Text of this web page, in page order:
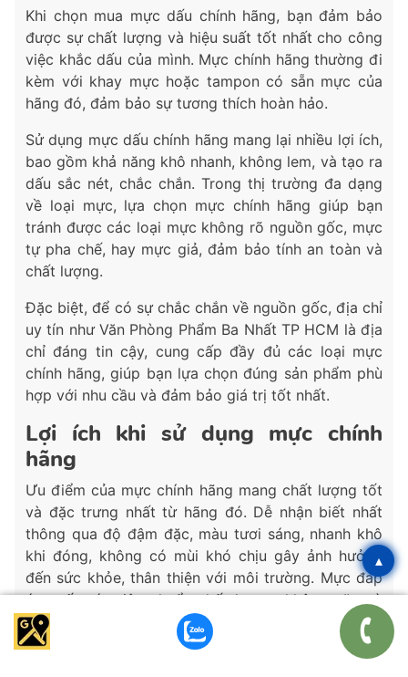
Khi chọn mua mực dấu chính hãng, bạn đảm bảo
được sự chất lượng và hiệu suất tốt nhất cho công
việc khắc dấu của mình. Mực chính hãng thường đi
kèm với khay mực hoặc tampon có sẵn mực của
hãng đó, đảm bảo sự tương thích hoàn hảo.
Sử dụng mực dấu chính hãng mang lại nhiều lợi ích,
bao gồm khả năng khô nhanh, không lem, và tạo ra
dấu sắc nét, chắc chắn. Trong thị trường đa dạng
về loại mực, lựa chọn mực chính hãng giúp bạn
tránh được các loại mực không rõ nguồn gốc, mực
tự pha chế, hay mực giả, đảm bảo tính an toàn và
chất lượng.
Đặc biệt, để có sự chắc chắn về nguồn gốc, địa chỉ
uy tín như Văn Phòng Phẩm Ba Nhất TP HCM là địa
chỉ đáng tin cậy, cung cấp đầy đủ các loại mực
chính hãng, giúp bạn lựa chọn đúng sản phẩm phù
hợp với nhu cầu và đảm bảo giá trị tốt nhất.
Lợi ích khi sử dụng mực chính
hãng
Ưu điểm của mực chính hãng mang chất lượng tốt
và đặc trưng nhất từ hãng đó. Dễ nhận biết nhất
thông qua độ đậm đặc, màu tươi sáng, nhanh khô
khi đóng, không có mùi khó chịu gây ảnh hưởng
đến sức khỏe, thân thiện với môi trường. Mực đáp
ứng tốt các tiêu chuẩn chất lượng, không cặn và
bền màu trong thời gian dài.
Đa phần các loại mực dấu có thể dùng cho các con
▴